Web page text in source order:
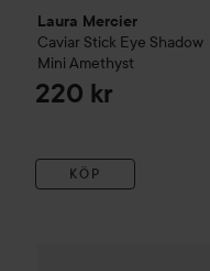
Laura Mercier
Caviar Stick Eye Shadow
Mini Amethyst
220 kr
KÖP